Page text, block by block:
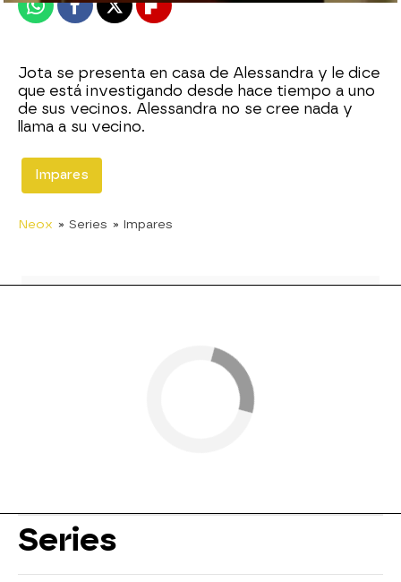
WhatsappFacebook
X Flipboard
Jota se presenta en casa de Alessandra y le dice
que está investigando desde hace tiempo a uno
de sus vecinos. Alessandra no se cree nada y
llama a su vecino.
Impares
Neox » Series » Impares
Series